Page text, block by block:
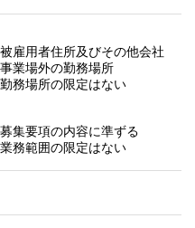
被雇用者住所及びその他会社
業場外の勤務場所
勤務場所の限定はない
集要項の内容に準ずる
業務範囲の限定はない